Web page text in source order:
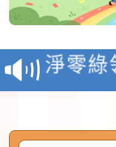
教育部
報
淨零綠
檢送桃
及師生
115年